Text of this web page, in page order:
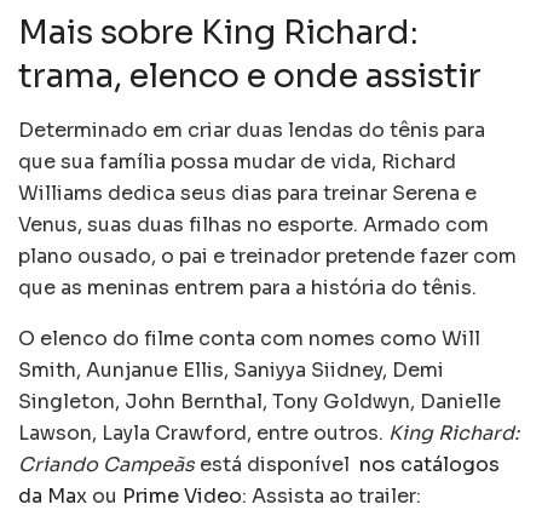
Mais sobre King Richard:
trama, elenco e onde assistir
Determinado em criar duas lendas do tênis para
que sua família possa mudar de vida, Richard
Williams dedica seus dias para treinar Serena e
Venus, suas duas filhas no esporte. Armado com
plano ousado, o pai e treinador pretende fazer com
que as meninas entrem para a história do tênis.
O elenco do filme conta com nomes como Will
Smith, Aunjanue Ellis, Saniyya Siidney, Demi
Singleton, John Bernthal, Tony Goldwyn, Danielle
Lawson, Layla Crawford, entre outros. King Richard:
Criando Campeãs está disponível nos catálogos
da Max ou Prime Video: Assista ao trailer: